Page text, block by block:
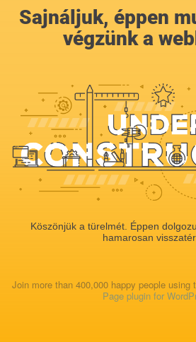
Sajnáljuk, éppen
végzünk a
Köszönjük a türelmét. Éppen
hamarosan
Join more than 400,000 happy people using
Page plugin for